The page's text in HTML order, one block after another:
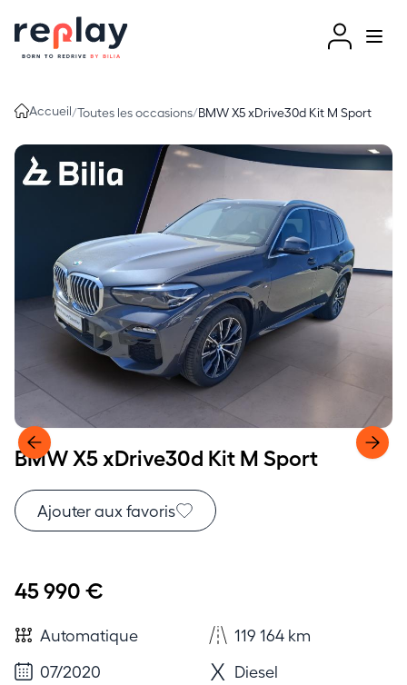
Accueil/Toutes les occasions/BMW X5 xDrive30d Kit M Sport
BMW X5 xDrive30d Kit M Sport
Ajouter aux favoris
45 990 €
Automatique
119 164 km
07/2020
Diesel